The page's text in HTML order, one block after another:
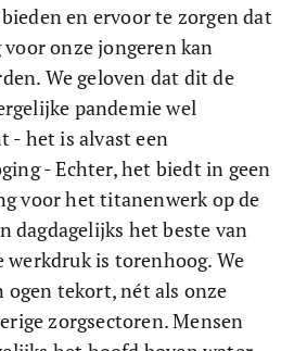
en ervoor te zorgen dat
voor onze jongeren kan
We geloven dat dit de
pandemie wel
- het is alvast een
- Echter, het biedt in geen
voor het titanenwerk op de
dagdagelijks het beste van
werkdruk is torenhoog. We
ogen tekort, nét als onze
zorgsectoren. Mensen